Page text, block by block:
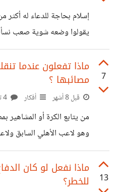
سيدنا ابراهيم فأراني أنا كيف
إسلام بحاجة للدعاء له أكثر
يقولوا وضعه شوية صعب
7
ماذا تفعلون عندما
مصائبها ؟
قبل 8 أشهر أفكار
من يتابع الكرة أو
وهو لاعب الأهلي السابق
لعب الكرة وكبر وهو لا
واعطت له
والتاريخ الرياضي والنسب
13
ماذا نفعل لو كان
للخطر؟